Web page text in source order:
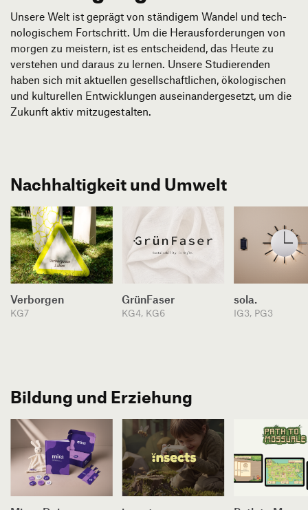
Transfer und Kooperation
Produktgestaltung B.A.
Strategische Gestaltung M.A.
Unsere Welt ist geprägt von ständigem Wandel und tech­
no­logischem Fort­schritt. Um die Heraus­forderungen von
morgen zu meistern, ist es ent­scheidend, das Heute zu
verstehen und daraus zu lernen. Unsere Studierenden
haben sich mit aktuellen gesell­schaft­lichen, ökologischen
und kulturellen Ent­wick­lungen aus­einander­gesetzt, um die
Zukunft aktiv mitzu­gestalten.
Nachhaltigkeit und Umwelt
Verborgen
KG7
GrünFaser
KG4, KG6
sola.
IG3, PG3
Bildung und Erziehung